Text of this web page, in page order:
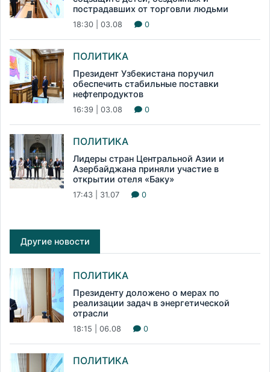
пострадавших от торговли людьми
18:30 | 03.08 0
ПОЛИТИКА
Президент Узбекистана поручил
обеспечить стабильные поставки
нефтепродуктов
16:39 | 03.08 0
ПОЛИТИКА
Лидеры стран Центральной Азии и
Азербайджана приняли участие в
открытии отеля «Баку»
17:43 | 31.07 0
Другие новости
ПОЛИТИКА
Президенту доложено о мерах по
реализации задач в энергетической
отрасли
18:15 | 06.08 0
ПОЛИТИКА